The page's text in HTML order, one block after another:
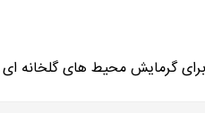
گرمایش محیط های گلخانه